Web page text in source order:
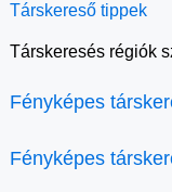
Társkereső tippek
Társkeresés régiók
Fényképes
Fényképes